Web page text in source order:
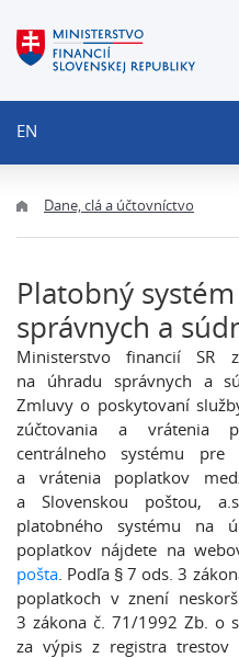
EN
Dane, clá a účtovníctvo
Platobný
správnych a
Ministerstvo financií SR
na úhradu správnych a
Zmluvy o poskytovaní
zúčtovania a vrátenia
centrálneho systému pre
a vrátenia poplatkov
a Slovenskou poštou,
platobného systému na
poplatkov nájdete na
pošta. Podľa § 7 ods. 3
poplatkoch v znení
3 zákona č. 71/1992 Zb. o
za výpis z registra trestov